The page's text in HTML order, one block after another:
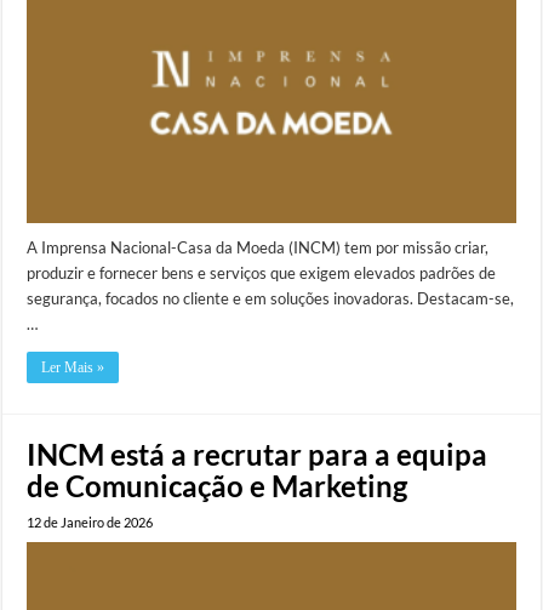
A Imprensa Nacional-Casa da Moeda (INCM) tem por missão criar,
produzir e fornecer bens e serviços que exigem elevados padrões de
segurança, focados no cliente e em soluções inovadoras. Destacam-se,
…
Ler Mais »
INCM está a recrutar para a equipa
de Comunicação e Marketing
12 de Janeiro de 2026